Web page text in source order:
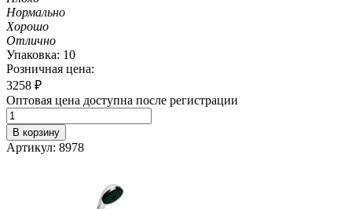
Нормально
Хорошо
Отлично
Упаковка: 10
Розничная цена:
3258 ₽
Оптовая цена доступна после регистрации
В корзину
Артикул: 8978